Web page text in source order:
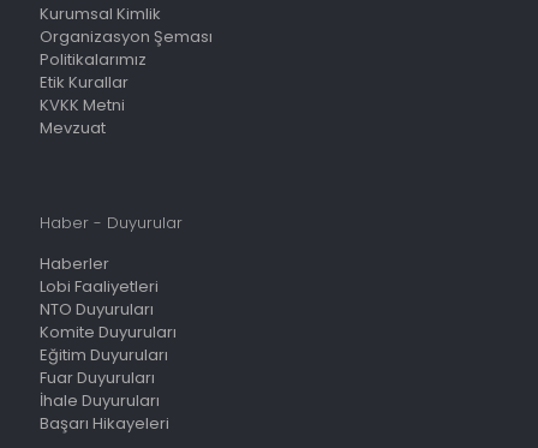
Kurumsal Kimlik
Organizasyon Şeması
Politikalarımız
Etik Kurallar
KVKK Metni
Mevzuat
Haber - Duyurular
Haberler
Lobi Faaliyetleri
NTO Duyuruları
Komite Duyuruları
Eğitim Duyuruları
Fuar Duyuruları
İhale Duyuruları
Başarı Hikayeleri